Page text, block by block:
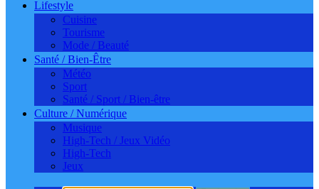
Lifestyle
Cuisine
Tourisme
Mode / Beauté
Santé / Bien-Être
Météo
Sport
Santé / Sport / Bien-être
Culture / Numérique
Musique
High-Tech / Jeux Vidéo
High-Tech
Jeux